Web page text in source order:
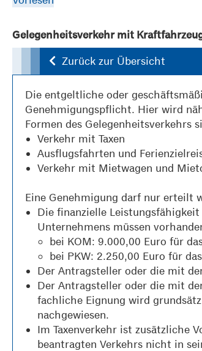
Gelegenheitsverkehr mit
Zurück zur Übersicht
Die entgeltliche oder
Genehmigungspflicht. Hier wird
Formen des Gelegenheitsverkehrs
Verkehr mit Taxen
Ausflugsfahrten und
Verkehr mit Mietwagen und
Eine Genehmigung darf nur erteilt
Die finanzielle
Unternehmens müssen
bei KOM: 9.000,00 Euro für
bei PKW: 2.250,00 Euro für
Der Antragsteller oder die mit
Der Antragsteller oder die mit
fachliche Eignung wird
nachgewiesen.
Im Taxenverkehr ist zusätzliche
beantragten Verkehrs nicht in